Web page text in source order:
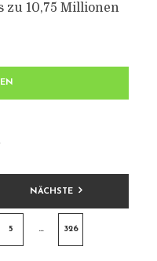
zu 10,75 Millionen
5 … 326
NÄCHSTE